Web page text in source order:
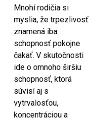
Mnohí rodičia si
myslia, že trpezlivosť
znamená iba
schopnosť pokojne
čakať. V skutočnosti
ide o omnoho širšiu
schopnosť, ktorá
súvisí aj s
vytrvalosťou,
koncentráciou a